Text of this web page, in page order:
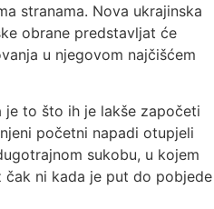
stranama. Nova ukrajinska
obrane predstavljat će
u njegovom najčišćem
je to što ih je lakše započeti
početni napadi otupjeli
sukobu, u kojem
čak ni kada je put do pobjede